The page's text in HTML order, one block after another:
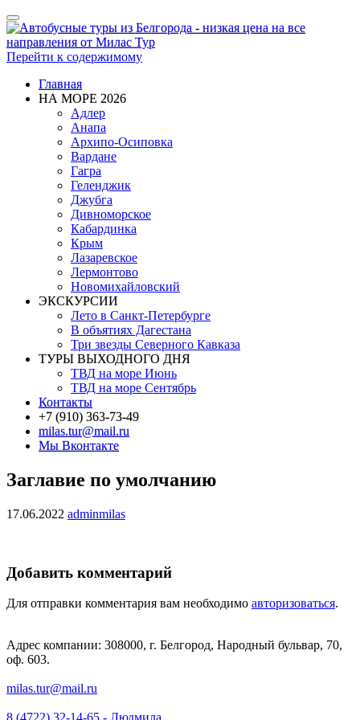
Показать/
Скрыть
навигацию
Перейти к содержимому
Главная
НА МОРЕ 2026
Адлер
Анапа
Архипо-Осиповка
Вардане
Гагра
Геленджик
Джубга
Дивноморское
Кабардинка
Крым
Лазаревское
Лермонтово
Новомихайловский
ЭКСКУРСИИ
Лето в Санкт-Петербурге
В объятиях Дагестана
Три звезды Северного Кавказа
ТУРЫ ВЫХОДНОГО ДНЯ
ТВД на море Июнь
ТВД на море Сентябрь
Контакты
+7 (910) 363-73-49
milas.tur@mail.ru
Мы Вконтакте
Заглавие по умолчанию
17.06.2022 adminmilas
Добавить комментарий
Для отправки комментария вам необходимо авторизоваться.
Адрес компании: 308000, г. Белгород, Народный бульвар, 70,
оф. 603.
milas.tur@mail.ru